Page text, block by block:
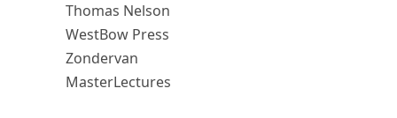
Thomas Nelson
WestBow Press
Zondervan
MasterLectures